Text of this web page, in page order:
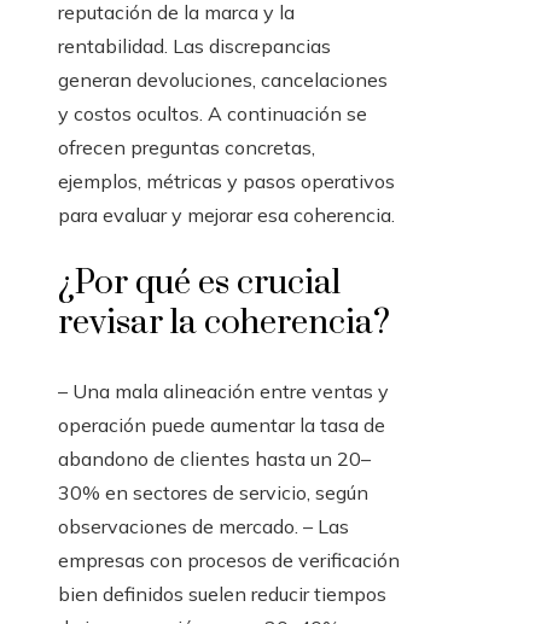
reputación de la marca y la
rentabilidad. Las discrepancias
generan devoluciones, cancelaciones
y costos ocultos. A continuación se
ofrecen preguntas concretas,
ejemplos, métricas y pasos operativos
para evaluar y mejorar esa coherencia.
¿Por qué es crucial
revisar la coherencia?
– Una mala alineación entre ventas y
operación puede aumentar la tasa de
abandono de clientes hasta un 20–
30% en sectores de servicio, según
observaciones de mercado. – Las
empresas con procesos de verificación
bien definidos suelen reducir tiempos